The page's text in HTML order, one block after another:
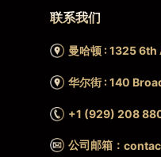
联系我们
曼哈顿 : 1325
华尔街 : 140
+1 (929) 208
公司邮箱：